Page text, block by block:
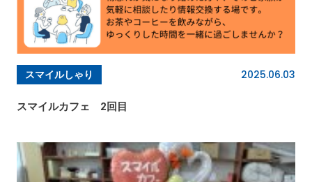
スマイルしゃり 2025.06.03
スマイルカフェ 2回目